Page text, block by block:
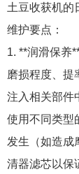
土豆收获机的
维护要点：
1. **润滑保养
磨损程度、提
注入相关部件
使用不同类型
发生（如造成
清器滤芯以保